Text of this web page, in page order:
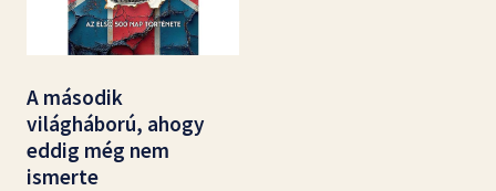
A második
világháború, ahogy
eddig még nem
ismerte